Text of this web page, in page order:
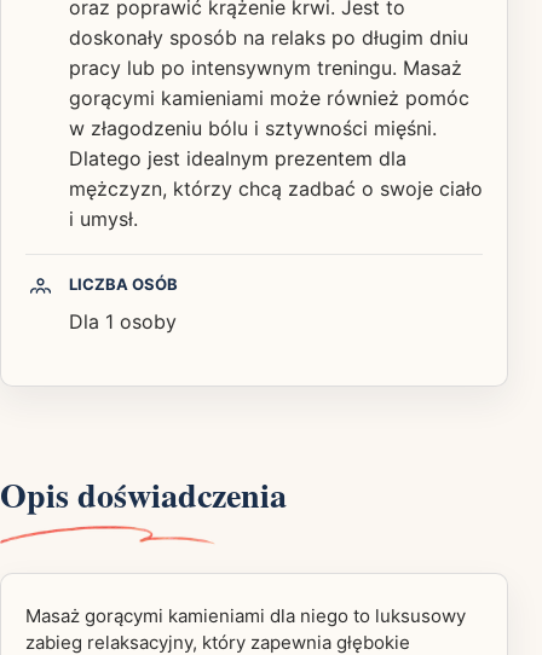
oraz poprawić krążenie krwi. Jest to
doskonały sposób na relaks po długim dniu
pracy lub po intensywnym treningu. Masaż
gorącymi kamieniami może również pomóc
w złagodzeniu bólu i sztywności mięśni.
Dlatego jest idealnym prezentem dla
mężczyzn, którzy chcą zadbać o swoje ciało
i umysł.
LICZBA OSÓB
Dla 1 osoby
Opis doświadczenia
Masaż gorącymi kamieniami dla niego to luksusowy
zabieg relaksacyjny, który zapewnia głębokie